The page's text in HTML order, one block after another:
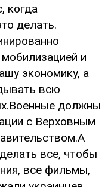
когда
делать.
и
экономику, а
всю
должны
с Верховным
все, чтобы
все фильмы,